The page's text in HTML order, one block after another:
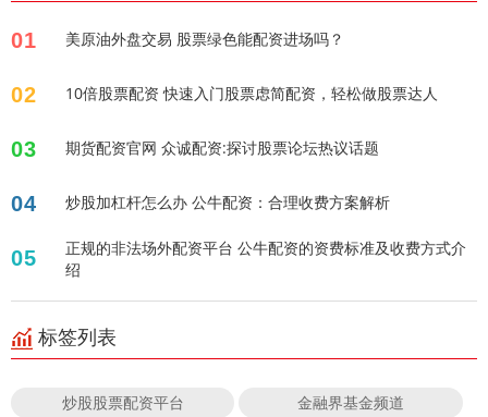
01 美原油外盘交易 股票绿色能配资进场吗？
02 10倍股票配资 快速入门股票虑简配资，轻松做股票达人
03 期货配资官网 众诚配资:探讨股票论坛热议话题
04 炒股加杠杆怎么办 公牛配资：合理收费方案解析
05
正规的非法场外配资平台 公牛配资的资费标准及收费方式介
绍
标签列表
炒股股票配资平台 金融界基金频道